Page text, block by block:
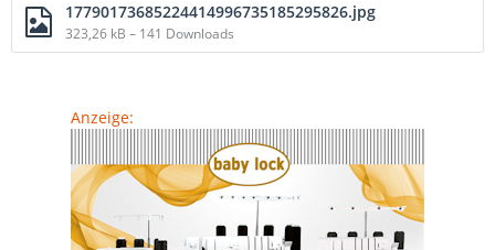
17790173685224414996735185295826.jpg
323,26 kB – 141 Downloads
Anzeige: